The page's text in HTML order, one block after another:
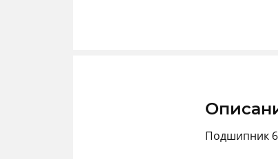
Подшипник